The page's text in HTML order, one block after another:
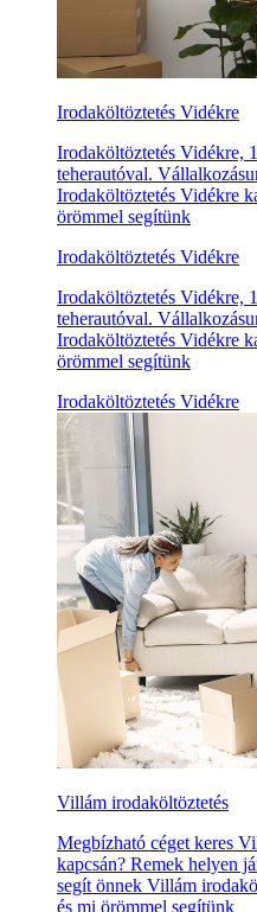
Irodaköltöztetés Vidékre
Irodaköltöztetés Vidékre,
teherautóval.
Irodaköltöztetés Vidékre
örömmel segítünk
Irodaköltöztetés Vidékre
Irodaköltöztetés Vidékre,
teherautóval.
Irodaköltöztetés Vidékre
örömmel segítünk
Irodaköltöztetés Vidékre
Villám irodaköltöztetés
Megbízható céget keres
kapcsán? Remek helyen
segít önnek Villám
és mi örömmel segítünk